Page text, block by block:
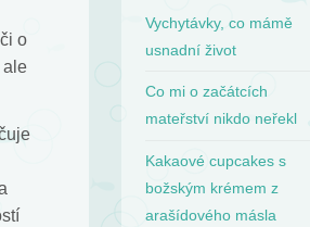
o
ale
Vychytávky, co mámě
usnadní život
Co mi o začátcích
mateřství nikdo neřekl
Kakaové cupcakes s
božským krémem z
arašídového másla